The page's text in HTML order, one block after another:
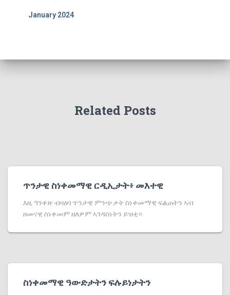
January 2024
Related Posts
ጥንታዊ ስነቀመማዊ ርዲኢታት፥ መእተዊ
እዚ ዓንቀጽ ብዛዕባ ጥንታዊ ምንጭታት ስነቀመማዊ ፍልጠትን ኣብ
ዘመናዊ ስነቀመም ዘለዎም ኣገዳስነትን ይዝቲ።
ስነቀመማዊ ዓውድታትን ፍሉይነታትን